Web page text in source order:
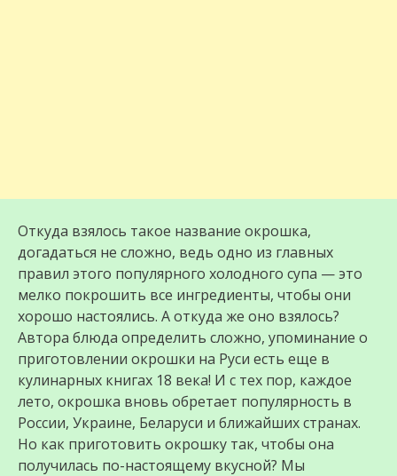
Откуда взялось такое название окрошка,
догадаться не сложно, ведь одно из главных
правил этого популярного холодного супа — это
мелко покрошить все ингредиенты, чтобы они
хорошо настоялись. А откуда же оно взялось?
Автора блюда определить сложно, упоминание о
приготовлении окрошки на Руси есть еще в
кулинарных книгах 18 века! И с тех пор, каждое
лето, окрошка вновь обретает популярность в
России, Украине, Беларуси и ближайших странах.
Но как приготовить окрошку так, чтобы она
получилась по-настоящему вкусной? Мы